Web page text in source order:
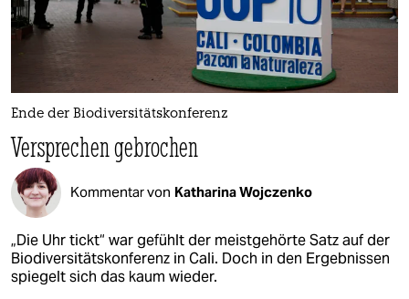
Ende der Biodiversitätskonferenz
Versprechen gebrochen
Kommentar von Katharina Wojczenko
„Die Uhr tickt“ war gefühlt der meistgehörte Satz auf der
Biodiversitätskonferenz in Cali. Doch in den Ergebnissen
spiegelt sich das kaum wieder.